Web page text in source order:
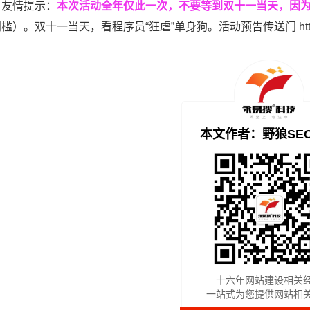
情提示： 本次活动全年仅此一次，不要等到双十一当天，因
）。双十一当天，看程序员“狂虐”单身狗。活动预告传送门
本文作者：野狼
十六年网站建设相关
一站式为您提供网站相